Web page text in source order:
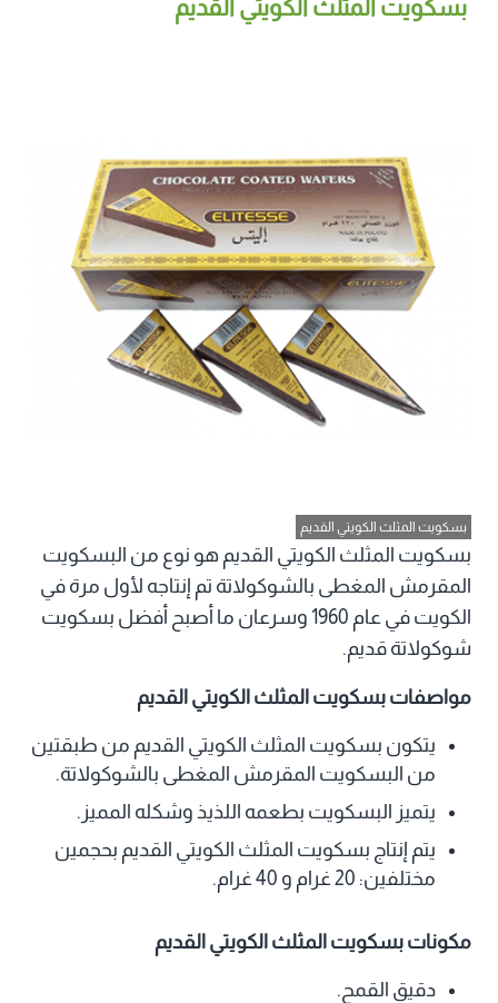
بسكويت المثلث الكويتي القديم
بسكويت المثلث الكويتي القديم
بسكويت المثلث الكويتي القديم هو نوع من البسكويت
المقرمش المغطى بالشوكولاتة تم إنتاجه لأول مرة في
الكويت في عام 1960 وسرعان ما أصبح أفضل بسكويت
شوكولاتة قديم.
مواصفات بسكويت المثلث الكويتي القديم
يتكون بسكويت المثلث الكويتي القديم من طبقتين
من البسكويت المقرمش المغطى بالشوكولاتة.
يتميز البسكويت بطعمه اللذيذ وشكله المميز.
يتم إنتاج بسكويت المثلث الكويتي القديم بحجمين
مختلفين: 20 غرام و 40 غرام.
مكونات بسكويت المثلث الكويتي القديم
دقيق القمح.